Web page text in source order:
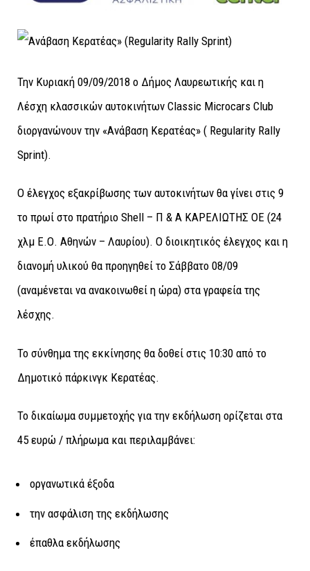
Την Κυριακή 09/09/2018 ο Δήμος Λαυρεωτικής και η
Λέσχη κλασσικών αυτοκινήτων Classic Microcars Club
διοργανώνουν την «Ανάβαση Κερατέας» ( Regularity Rally
Sprint).
Ο έλεγχος εξακρίβωσης των αυτοκινήτων θα γίνει στις 9
το πρωί στο πρατήριο Shell – Π & Α ΚΑΡΕΛΙΩΤΗΣ ΟΕ (24
χλμ Ε.Ο. Αθηνών – Λαυρίου). Ο διοικητικός έλεγχος και η
διανομή υλικού θα προηγηθεί το Σάββατο 08/09
(αναμένεται να ανακοινωθεί η ώρα) στα γραφεία της
λέσχης.
Το σύνθημα της εκκίνησης θα δοθεί στις 10:30 από το
Δημοτικό πάρκινγκ Κερατέας.
Το δικαίωμα συμμετοχής για την εκδήλωση ορίζεται στα
45 ευρώ / πλήρωμα και περιλαμβάνει:
οργανωτικά έξοδα
την ασφάλιση της εκδήλωσης
έπαθλα εκδήλωσης